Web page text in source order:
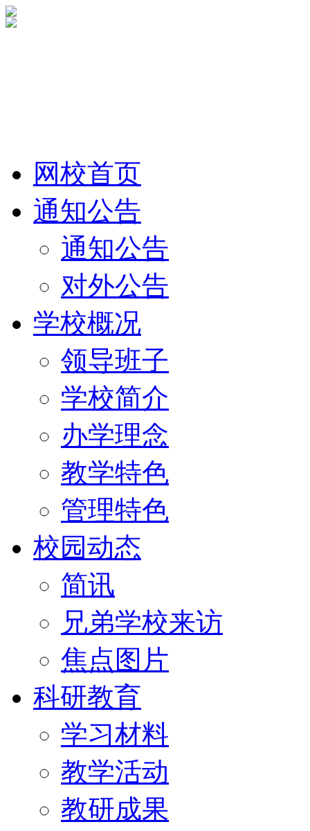
网校首页
通知公告
通知公告
对外公告
学校概况
领导班子
学校简介
办学理念
教学特色
管理特色
校园动态
简讯
兄弟学校来访
焦点图片
科研教育
学习材料
教学活动
教研成果